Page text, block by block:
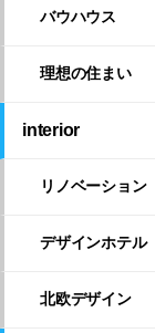
バウハウス
理想の住まい
interior
リノベーション
デザインホテル
北欧デザイン